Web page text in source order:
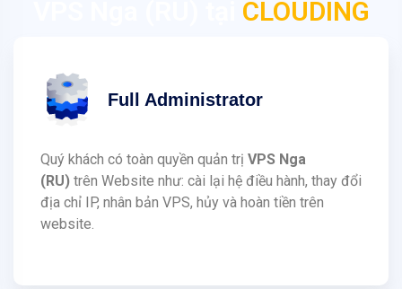
CLOUDING
Full Administrator
Quý khách có toàn quyền quản trị VPS Nga
(RU) trên Website như: cài lại hệ điều hành, thay đổi
địa chỉ IP, nhân bản VPS, hủy và hoàn tiền trên
website.